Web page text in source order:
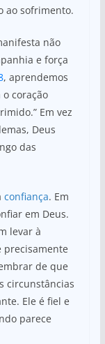
ao sofrimento.
não
e força
, aprendemos
coração
Em vez
Deus
das
confiança. Em
em Deus.
levar à
precisamente
de que
circunstâncias
Ele é fiel e
parece